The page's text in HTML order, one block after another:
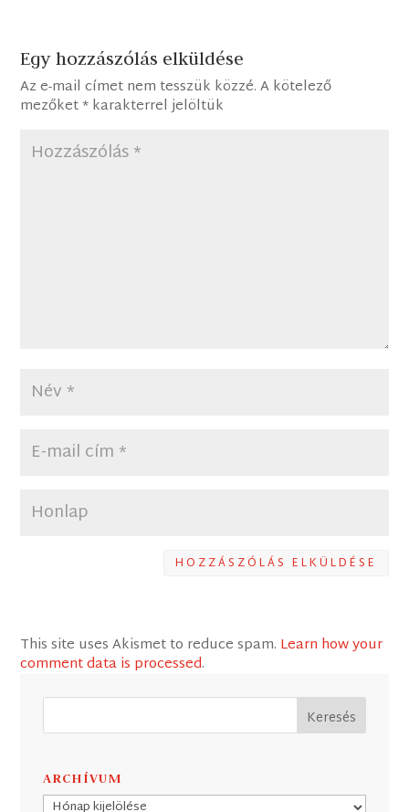
Egy hozzászólás elküldése
Az e-mail címet nem tesszük közzé. A kötelező
mezőket*karakterrel jelöltük
HOZZÁSZÓLÁS ELKÜLDÉSE
This site uses Akismet to reduce spam. Learn how your
comment data is processed.
ARCHÍVUM
Archívum